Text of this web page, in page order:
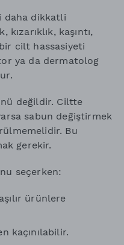
daha dikkatli
kızarıklık, kaşıntı,
cilt hassasiyeti
ya da dermatolog
değildir. Ciltte
sabun değiştirmek
Bu
gerekir.
seçerken:
ürünlere
kaçınılabilir.